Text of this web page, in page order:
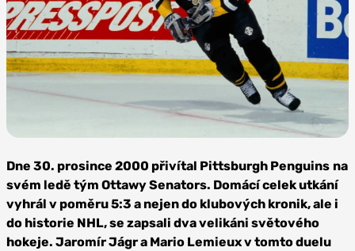
Getty Images
Dne 30. prosince 2000 přivítal Pittsburgh Penguins na
svém ledě tým Ottawy Senators. Domácí celek utkání
vyhrál v poměru 5:3 a nejen do klubových kronik, ale i
do historie NHL, se zapsali dva velikáni světového
hokeje. Jaromír Jágr a Mario Lemieux v tomto duelu